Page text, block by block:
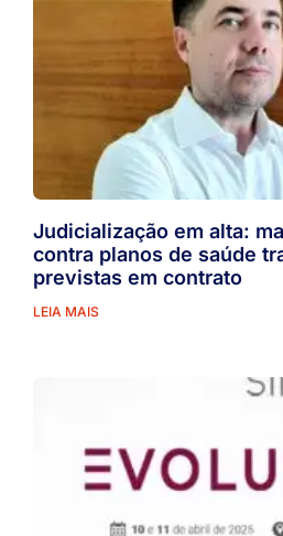
Judicialização em alta:
contra planos de saúde
previstas em contrato
LEIA MAIS